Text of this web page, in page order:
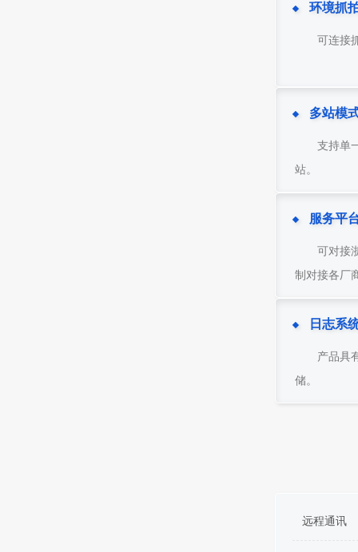
环境抓
可连接
多站模
支持单
站。
服务平
可对接
制对接各厂
日志系
产品具
储。
远程通讯